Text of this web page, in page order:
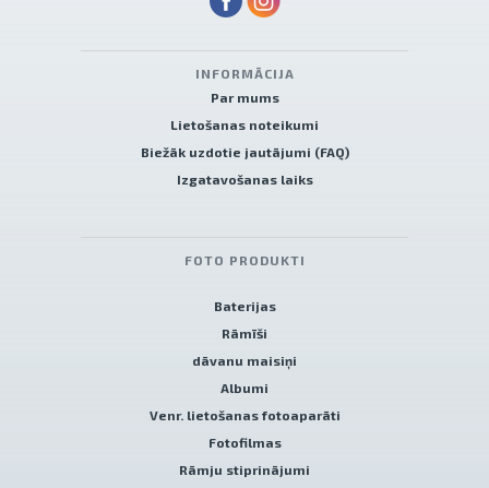
INFORMĀCIJA
Par mums
Lietošanas noteikumi
Biežāk uzdotie jautājumi (FAQ)
Izgatavošanas laiks
FOTO PRODUKTI
Baterijas
Rāmīši
dāvanu maisiņi
Albumi
Venr. lietošanas fotoaparāti
Fotofilmas
Rāmju stiprinājumi